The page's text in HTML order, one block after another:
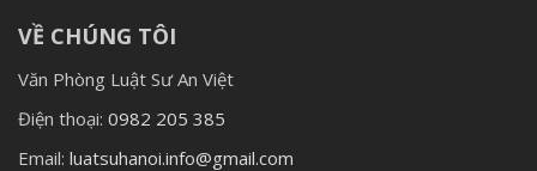
VỀ CHÚNG TÔI
Văn Phòng Luật Sư An Việt
Điện thoại: 0982 205 385
Email: luatsuhanoi.info@gmail.com